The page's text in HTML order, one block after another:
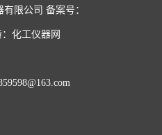
限公司 备案号：
化工仪器网